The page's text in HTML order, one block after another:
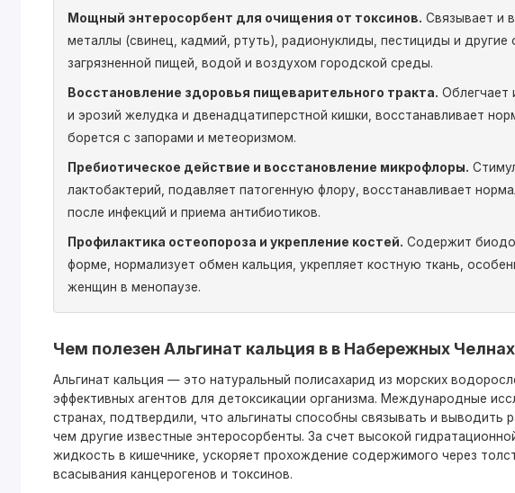
Мощный энтеросорбент для очищения от токсинов. Связывает и
металлы (свинец, кадмий, ртуть), радионуклиды, пестициды и
загрязненной пищей, водой и воздухом городской среды.
Восстановление здоровья пищеварительного тракта. Облегчает
и эрозий желудка и двенадцатиперстной кишки, восстанавливает
борется с запорами и метеоризмом.
Пребиотическое действие и восстановление микрофлоры.
лактобактерий, подавляет патогенную флору, восстанавливает
после инфекций и приема антибиотиков.
Профилактика остеопороза и укрепление костей. Содержит
форме, нормализует обмен кальция, укрепляет костную ткань,
женщин в менопаузе.
Чем полезен Альгинат кальция в в Набережных Челнах
Альгинат кальция — это натуральный полисахарид из морских
эффективных агентов для детоксикации организма. Международные
странах, подтвердили, что альгинаты способны связывать и
чем другие известные энтеросорбенты. За счет высокой
жидкость в кишечнике, ускоряет прохождение содержимого через
всасывания канцерогенов и токсинов.